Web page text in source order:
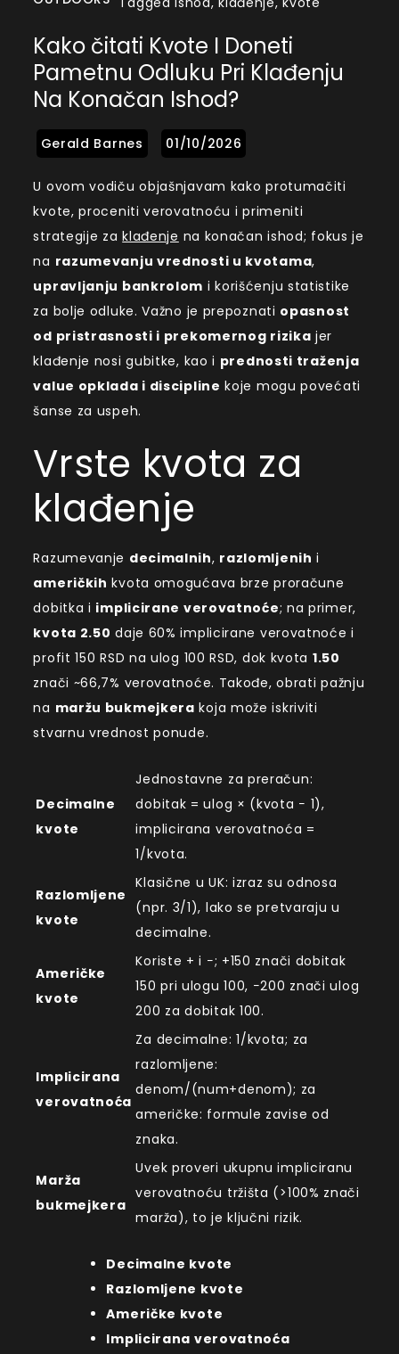
Kako čitati Kvote I Doneti
Pametnu Odluku Pri Klađenju
Na Konačan Ishod?
U ovom vodiču objašnjavam kako protumačiti
kvote, proceniti verovatnoću i primeniti
strategije zaklađenje na konačan ishod; fokus je
na razumevanju vrednosti u kvotama,
upravljanju bankrolom i korišćenju statistike
za bolje odluke. Važno je prepoznati opasnost
od pristrasnosti i prekomernog rizika jer
klađenje nosi gubitke, kao i prednosti traženja
value opklada i discipline koje mogu povećati
šanse za uspeh.
Vrste kvota za
klađenje
Razumevanje decimalnih, razlomljenih i
američkih kvota omogućava brze proračune
dobitka i implicirane verovatnoće; na primer,
kvota 2.50 daje 60% implicirane verovatnoće i
profit 150 RSD na ulog 100 RSD, dok kvota 1.50
znači ~66,7% verovatnoće. Takođe, obrati pažnju
na maržu bukmejkera koja može iskriviti
stvarnu vrednost ponude.
Decimalne
kvote
Jednostavne za preračun:
dobitak = ulog × (kvota − 1),
implicirana verovatnoća =
1/kvota.
Razlomljene
kvote
Klasične u UK: izraz su odnosa
(npr. 3/1), lako se pretvaraju u
decimalne.
Američke
kvote
Koriste + i −; +150 znači dobitak
150 pri ulogu 100, −200 znači ulog
200 za dobitak 100.
Implicirana
verovatnoća
Za decimalne: 1/kvota; za
razlomljene:
denom/(num+denom); za
američke: formule zavise od
znaka.
Marža
bukmejkera
Uvek proveri ukupnu impliciranu
verovatnoću tržišta (>100% znači
marža), to je ključni rizik.
Decimalne kvote
Razlomljene kvote
Američke kvote
Implicirana verovatnoća